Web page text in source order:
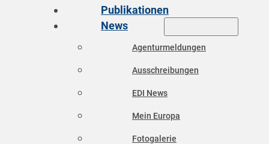
Publikationen
News
Agenturmeldungen
Ausschreibungen
EDI News
Mein Europa
Fotogalerie